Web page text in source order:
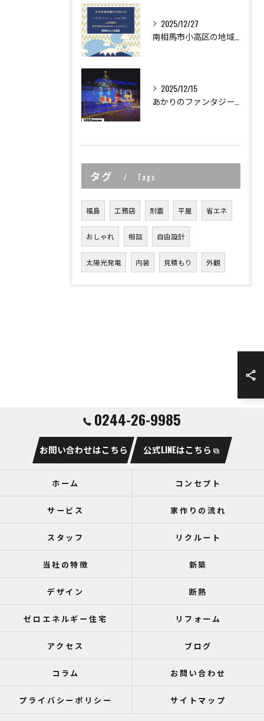
2025/12/27
南相馬市小高区の地域密着型工務店の
2025/12/15
あかりのファンタジーイルミネーション in おだか 2025
タグ Tags
福島 工務店 耐震 平屋 省エネ
おしゃれ 相談 自由設計
太陽光発電 内装 見積もり 外観
0244-26-9985
お問い合わせはこちら 公式LINEはこちら
ホーム コンセプト
サービス 家作りの流れ
スタッフ リクルート
当社の特徴 新築
デザイン 断熱
ゼロエネルギー住宅 リフォーム
アクセス ブログ
コラム お問い合わせ
プライバシーポリシー サイトマップ